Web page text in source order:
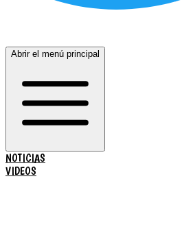
Abrir el menú principal
NOTICIAS
VIDEOS